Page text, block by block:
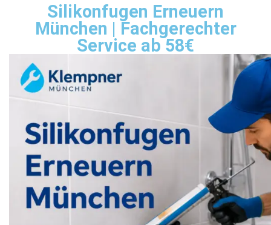
Silikonfugen Erneuern
München | Fachgerechter
Service ab 58€